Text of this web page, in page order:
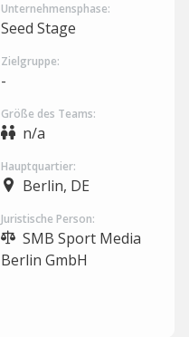
Unternehmensphase:
Seed Stage
Zielgruppe:
-
Größe des Teams:
n/a
Hauptquartier:
Berlin, DE
Juristische Person:
SMB Sport Media
Berlin GmbH